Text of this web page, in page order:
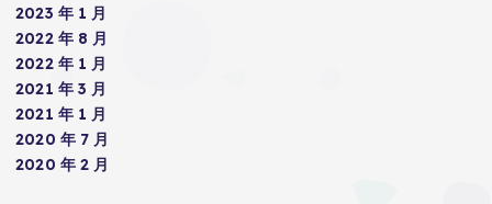
2023 年 1 月
2022 年 8 月
2022 年 1 月
2021 年 3 月
2021 年 1 月
2020 年 7 月
2020 年 2 月